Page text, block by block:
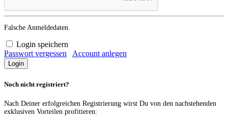
Falsche Anmeldedaten.
Login speichern
Passwort vergessen
Account anlegen
Noch nicht registriert?
Nach Deiner erfolgreichen Registrierung wirst Du von den nachstehenden
exklusiven Vorteilen profitieren: